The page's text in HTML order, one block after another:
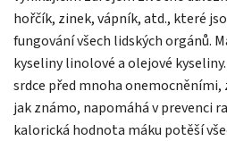
hořčík, zinek, vápník, atd., které
fungování všech lidských orgánů.
kyseliny linolové a olejové
srdce před mnoha
jak známo, napomáhá v prevenci
kalorická hodnota máku potěší